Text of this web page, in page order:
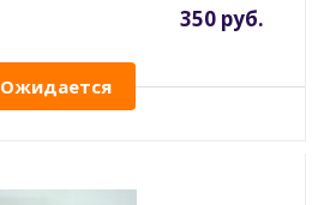
350 руб.
Ожидается